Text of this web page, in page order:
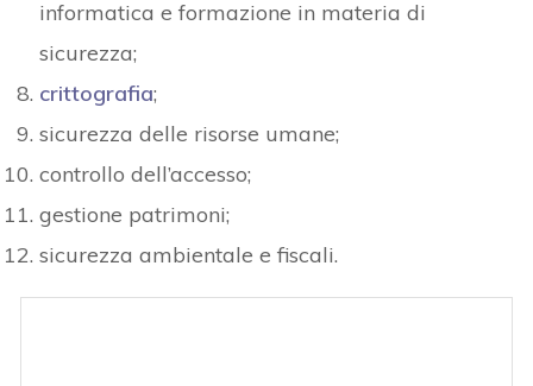
informatica e formazione in materia di
sicurezza;
crittografia;
sicurezza delle risorse umane;
controllo dell’accesso;
gestione patrimoni;
sicurezza ambientale e fiscali.